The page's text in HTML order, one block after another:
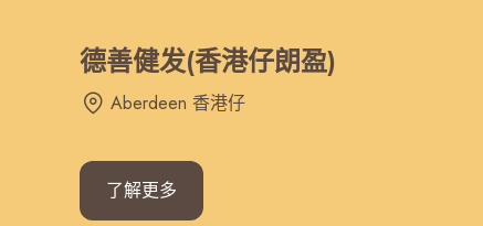
热门
最近搜寻纪录
德善健发(香港仔朗盈)
Aberdeen 香港仔
了解更多